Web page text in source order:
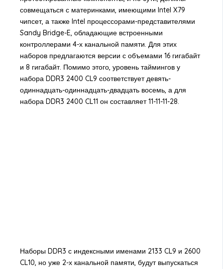
совмещаться с материнками, имеющими Intel X79
чипсет, а также Intel процессорами-представителями
Sandy Bridge-E, обладающие встроенными
контроллерами 4-х канальной памяти. Для этих
наборов предлагаются версии с объемами 16 гигабайт
и 8 гигабайт. Помимо этого, уровень таймингов у
набора DDR3 2400 CL9 соответствует девять-
одиннадцать-одиннадцать-двадцать восемь, а для
набора DDR3 2400 CL11 он составляет 11-11-11-28.
Наборы DDR3 с индексными именами 2133 CL9 и 2600
CL10, но уже 2-х канальной памяти, будут выпускаться